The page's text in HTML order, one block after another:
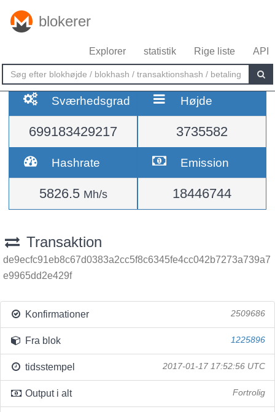
blokerer
Explorer statistik Rige liste API
Sværhedsgrad
699183429217
Højde
3735582
Hashrate
5826.5 Mh/s
Emission
18446744
Transaktion
de9ecfc91eb8c67d0383a2cc5f8c6345fe4cc042b7273a739a7
e9965dd2e429f
Konfirmationer 2509686
Fra blok 1225896
tidsstempel 2017-01-17 17:52:56 UTC
Output i alt Fortrolig